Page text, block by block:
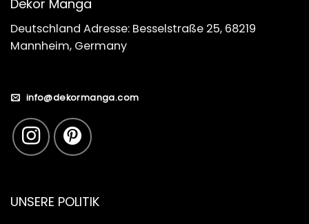
Dekor Manga
Deutschland Adresse: Besselstraße 25, 68219
Mannheim, Germany
info@dekormanga.com
UNSERE POLITIK